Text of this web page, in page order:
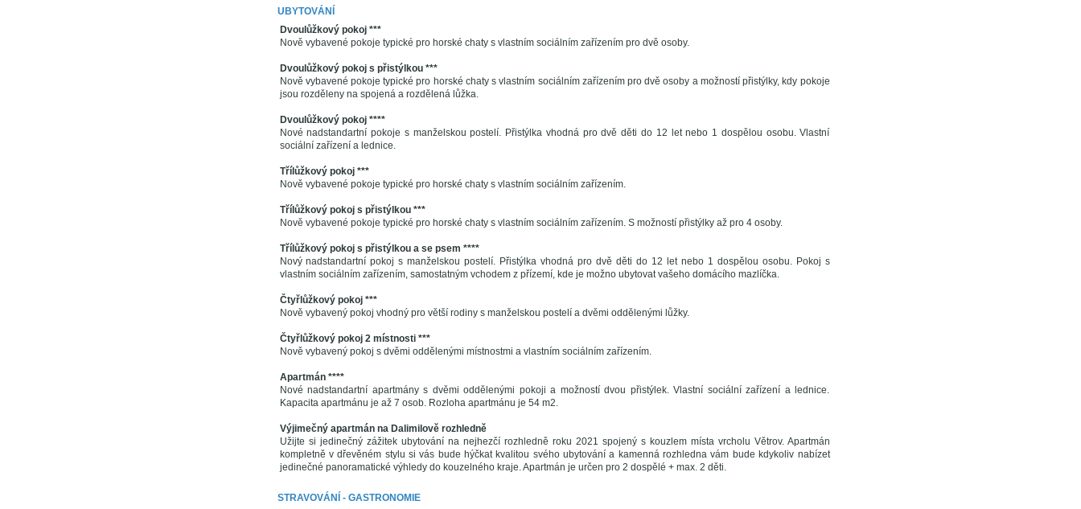
UBYTOVÁNÍ
Dvoulůžkový pokoj ***
Nově vybavené pokoje typické pro horské chaty s vlastním sociálním zařízením pro dvě osoby.
Dvoulůžkový pokoj s přistýlkou ***
Nově vybavené pokoje typické pro horské chaty s vlastním sociálním zařízením pro dvě osoby a možností přistýlky, kdy pokoje
jsou rozděleny na spojená a rozdělená lůžka.
Dvoulůžkový pokoj ****
Nové nadstandartní pokoje s manželskou postelí. Přistýlka vhodná pro dvě děti do 12 let nebo 1 dospělou osobu. Vlastní
sociální zařízení a lednice.
Třílůžkový pokoj ***
Nově vybavené pokoje typické pro horské chaty s vlastním sociálním zařízením.
Třílůžkový pokoj s přistýlkou ***
Nově vybavené pokoje typické pro horské chaty s vlastním sociálním zařízením. S možností přistýlky až pro 4 osoby.
Třílůžkový pokoj s přistýlkou a se psem ****
Nový nadstandartní pokoj s manželskou postelí. Přistýlka vhodná pro dvě děti do 12 let nebo 1 dospělou osobu. Pokoj s
vlastním sociálním zařízením, samostatným vchodem z přízemí, kde je možno ubytovat vašeho domácího mazlíčka.
Čtyřlůžkový pokoj ***
Nově vybavený pokoj vhodný pro větší rodiny s manželskou postelí a dvěmi oddělenými lůžky.
Čtyřlůžkový pokoj 2 místnosti ***
Nově vybavený pokoj s dvěmi oddělenými místnostmi a vlastním sociálním zařízením.
Apartmán ****
Nové nadstandartní apartmány s dvěmi oddělenými pokoji a možností dvou přistýlek. Vlastní sociální zařízení a lednice.
Kapacita apartmánu je až 7 osob. Rozloha apartmánu je 54 m2.
Výjimečný apartmán na Dalimilově rozhledně
Užijte si jedinečný zážitek ubytování na nejhezčí rozhledně roku 2021 spojený s kouzlem místa vrcholu Větrov. Apartmán
kompletně v dřevěném stylu si vás bude hýčkat kvalitou svého ubytování a kamenná rozhledna vám bude kdykoliv nabízet
jedinečné panoramatické výhledy do kouzelného kraje. Apartmán je určen pro 2 dospělé + max. 2 děti.
STRAVOVÁNÍ - GASTRONOMIE